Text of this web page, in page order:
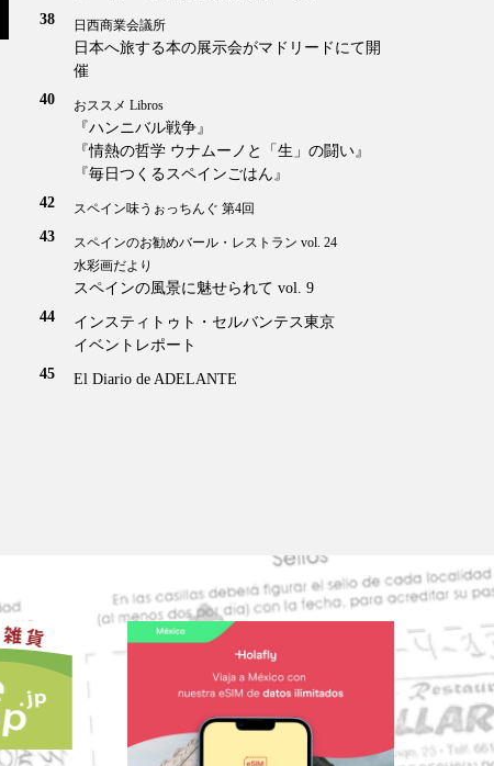
38
日西商業会議所
日本へ旅する本の展示会がマドリードにて開
催
40
おススメ Libros
『ハンニバル戦争』
『情熱の哲学 ウナムーノと「生」の闘い』
『毎日つくるスペインごはん』
42
スペイン味うぉっちんぐ 第4回
43
スペインのお勧めバール・レストラン vol. 24
水彩画だより
スペインの風景に魅せられて vol. 9
44
インスティトゥト・セルバンテス東京
イベントレポート
45
El Diario de ADELANTE